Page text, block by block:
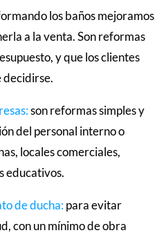
los baños mejoramos
a la venta. Son reformas
y que los clientes
decidirse.
:son reformas simples y
del personal interno o
locales comerciales,
educativos.
de ducha:para evitar
con un mínimo de obra